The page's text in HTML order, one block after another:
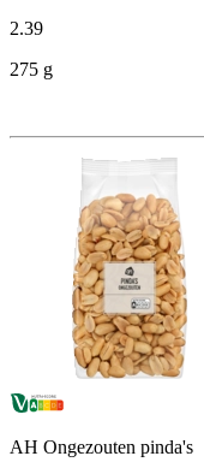
2.39
275 g
AH Ongezouten pinda's